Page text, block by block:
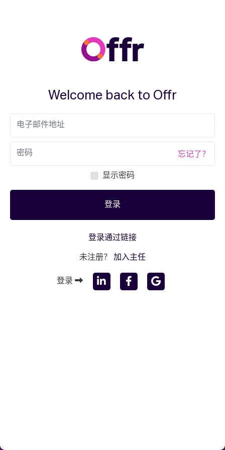
Welcome back to Offr
忘记了？
显示密码
登录
登录通过链接
未注册？ 加入主任
登录